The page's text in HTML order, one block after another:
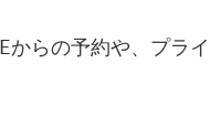
らの予約や、プラ